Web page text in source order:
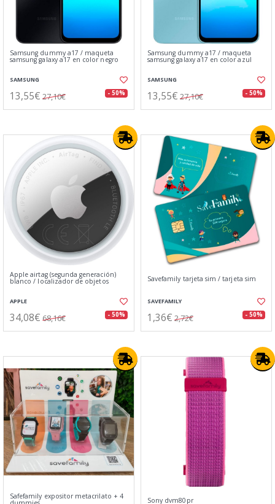
Samsung dummy a17 / maqueta
samsung galaxy a17 en color negro
SAMSUNG
13,55€ 27,10€ - 50%
Samsung dummy a17 / maqueta
samsung galaxy a17 en color azul
SAMSUNG
13,55€ 27,10€ - 50%
Apple airtag (segunda generación)
blanco / localizador de objetos
APPLE
34,08€ 68,16€ - 50%
Savefamily tarjeta sim / tarjeta sim
SAVEFAMILY
1,36€ 2,72€ - 50%
Safefamily expositor metacrilato + 4 Sony dvm80pr